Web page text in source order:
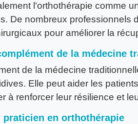
l'orthothérapie comme
De nombreux professionnels
pour améliorer la
de la médecine
de la médecine
Elle peut aider les
à renforcer leur résilience et
en orthothérapie